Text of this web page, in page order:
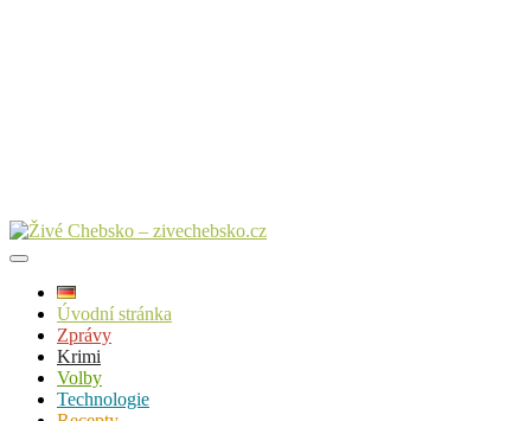
Úvodní stránka
Zprávy
Krimi
Volby
Technologie